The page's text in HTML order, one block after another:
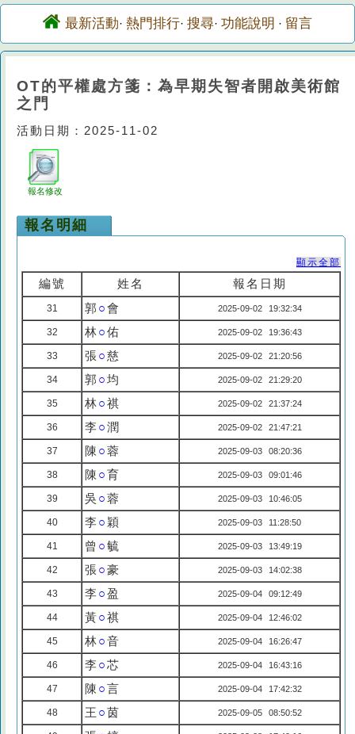
最新活動· 熱門排行· 搜尋· 功能說明 · 留言
OT的平權處方箋：為早期失智者開啟美術館
之門
活動日期：2025-11-02
報名修改
報名明細
顯示全部
編號 姓名 報名日期
31 郭 ○會 2025-09-02 19:32:34
32 林○佑 2025-09-02 19:36:43
33 張○慈 2025-09-02 21:20:56
34 郭 ○均 2025-09-02 21:29:20
35 林○祺 2025-09-02 21:37:24
36 李○潤 2025-09-02 21:47:21
37 陳 ○蓉 2025-09-03 08:20:36
38 陳 ○育 2025-09-03 09:01:46
39 吳 ○蓉 2025-09-03 10:46:05
40 李○ 穎 2025-09-03 11:28:50
41 曾 ○毓 2025-09-03 13:49:19
42 張○豪 2025-09-03 14:02:38
43 李○盈 2025-09-04 09:12:49
44 黃○祺 2025-09-04 12:46:02
45 林○音 2025-09-04 16:26:47
46 李○芯 2025-09-04 16:43:16
47 陳 ○言 2025-09-04 17:42:32
48 王 ○茵 2025-09-05 08:50:52